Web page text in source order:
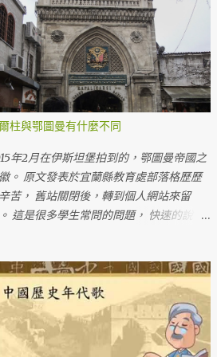
柱與鄂圖曼有什麼不同
年2月在伊斯坦堡拍到的，鄂圖曼帝國之
。 原文發表於宜蘭縣教育處部落格歷歷
苦， 舊站關閉後，轉到個人網站來留
這是很多學生常問的問題， 快速的說：
朝、宋朝都是漢人建立的一樣）